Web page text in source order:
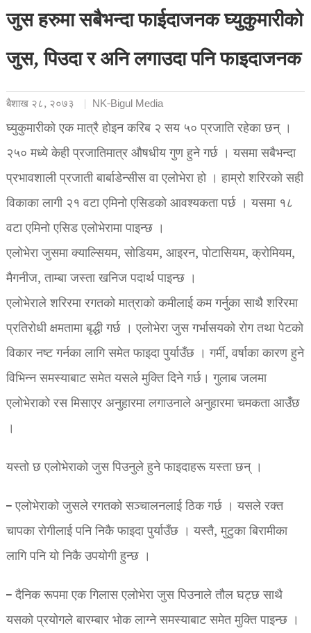
जुस हरुमा सबैभन्दा फाईदाजनक घ्युकुमारीको
जुस, पिउदा र अनि लगाउदा पनि फाइदाजनक
बैशाख २८, २०७३ NK-Bigul Media
घ्युकुमारीको एक मात्रै होइन करिब २ सय ५० प्रजाति रहेका छन् ।
२५० मध्ये केही प्रजातिमात्र औषधीय गुण हुने गर्छ । यसमा सबैभन्दा
प्रभावशाली प्रजाती बार्बाडेन्सीस वा एलोभेरा हो । हाम्रो शरिरको सही
विकाका लागी २१ वटा एमिनो एसिडको आवश्यकता पर्छ । यसमा १८
वटा एमिनो एसिड एलोभेरामा पाइन्छ ।
एलोभेरा जुसमा क्याल्सियम, सोडियम, आइरन, पोटासियम, क्रोमियम,
मैगनीज, ताम्बा जस्ता खनिज पदार्थ पाइन्छ ।
एलोभेराले शरिरमा रगतको मात्राको कमीलाई कम गर्नुका साथै शरिरमा
प्रतिरोधी क्षमतामा बृद्धी गर्छ । एलोभेरा जुस गर्भासयको रोग तथा पेटको
विकार नष्ट गर्नका लागि समेत फाइदा पुर्याउँछ । गर्मी, वर्षाका कारण हुने
विभिन्न समस्याबाट समेत यसले मुक्ति दिने गर्छ। गुलाब जलमा
एलोभेराको रस मिसाएर अनुहारमा लगाउनाले अनुहारमा चमकता आउँछ
।
यस्तो छ एलोभेराको जुस पिउनुले हुने फाइदाहरू यस्ता छन् ।
– एलोभेराको जुसले रगतको सञ्चालनलाई ठिक गर्छ । यसले रक्त
चापका रोगीलाई पनि निकै फाइदा पुर्याउँछ । यस्तै, मुटुका बिरामीका
लागि पनि यो निकै उपयोगी हुन्छ ।
– दैनिक रूपमा एक गिलास एलोभेरा जुस पिउनाले तौल घट्छ साथै
यसको प्रयोगले बारम्बार भोक लाग्ने समस्याबाट समेत मुक्ति पाइन्छ ।